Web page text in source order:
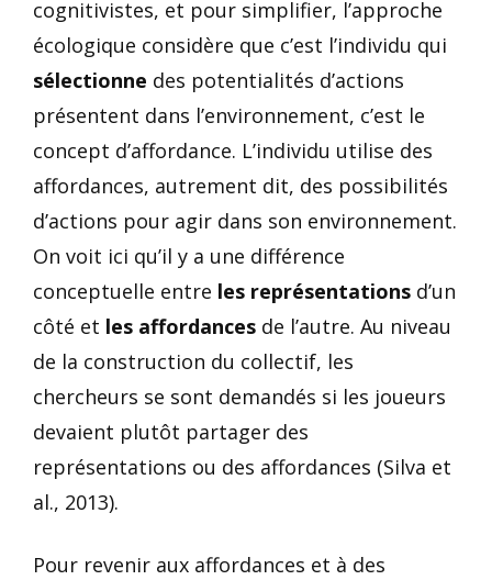
cognitivistes, et pour simplifier, l’approche
écologique considère que c’est l’individu qui
sélectionne des potentialités d’actions
présentent dans l’environnement, c’est le
concept d’affordance. L’individu utilise des
affordances, autrement dit, des possibilités
d’actions pour agir dans son environnement.
On voit ici qu’il y a une différence
conceptuelle entre les représentations d’un
côté et les affordances de l’autre. Au niveau
de la construction du collectif, les
chercheurs se sont demandés si les joueurs
devaient plutôt partager des
représentations ou des affordances (Silva et
al., 2013).
Pour revenir aux affordances et à des